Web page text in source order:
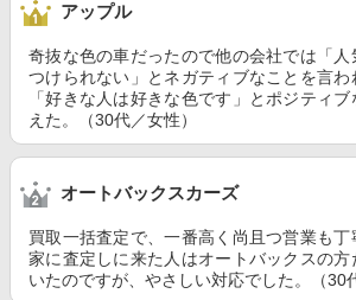
アップル
奇抜な色の車だったので他の会社では「
つけられない」とネガティブなことを言
「好きな人は好きな色です」とポジティ
えた。（30代／女性）
オートバックスカーズ
買取一括査定で、一番高く尚且つ営業も
家に査定しに来た人はオートバックスの方
いたのですが、やさしい対応でした。（30